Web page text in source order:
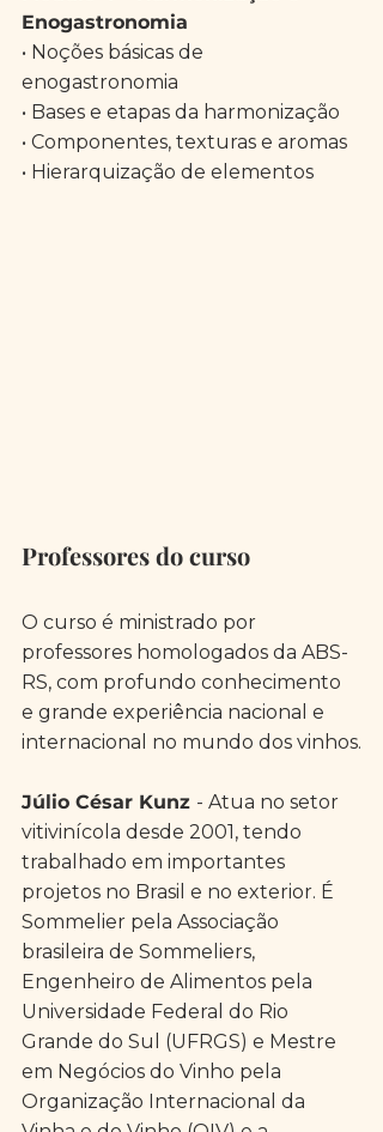
Enogastronomia
• Noções básicas de
enogastronomia
• Bases e etapas da harmonização
• Componentes, texturas e aromas
• Hierarquização de elementos
Professores do curso
O curso é ministrado por
professores homologados da ABS-
RS, com profundo conhecimento
e grande experiência nacional e
internacional no mundo dos vinhos.
Júlio César Kunz - Atua no setor
vitivinícola desde 2001, tendo
trabalhado em importantes
projetos no Brasil e no exterior. É
Sommelier pela Associação
brasileira de Sommeliers,
Engenheiro de Alimentos pela
Universidade Federal do Rio
Grande do Sul (UFRGS) e Mestre
em Negócios do Vinho pela
Organização Internacional da